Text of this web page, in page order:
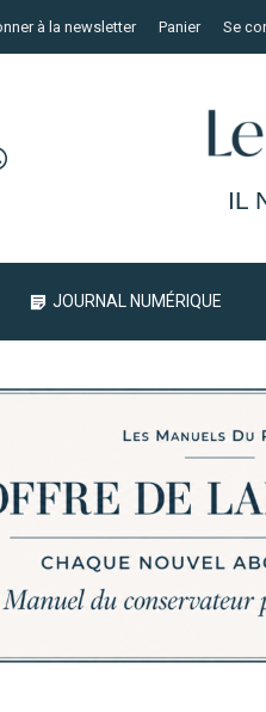
à la newsletter Panier Se
IL
JOURNAL NUMÉRIQUE